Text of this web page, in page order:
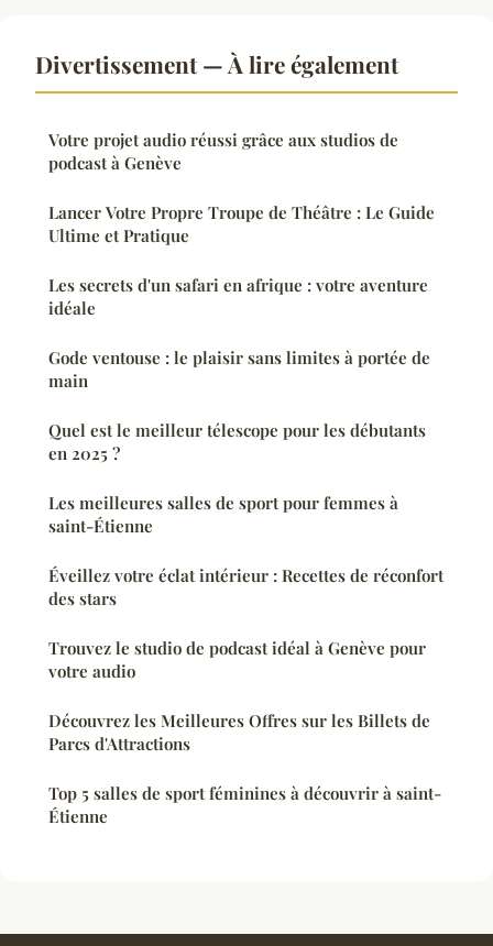
Divertissement — À lire également
Votre projet audio réussi grâce aux studios de
podcast à Genève
Lancer Votre Propre Troupe de Théâtre : Le Guide
Ultime et Pratique
Les secrets d'un safari en afrique : votre aventure
idéale
Gode ventouse : le plaisir sans limites à portée de
main
Quel est le meilleur télescope pour les débutants
en 2025 ?
Les meilleures salles de sport pour femmes à
saint-Étienne
Éveillez votre éclat intérieur : Recettes de réconfort
des stars
Trouvez le studio de podcast idéal à Genève pour
votre audio
Découvrez les Meilleures Offres sur les Billets de
Parcs d'Attractions
Top 5 salles de sport féminines à découvrir à saint-
Étienne